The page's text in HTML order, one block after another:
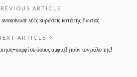
ARTICLE
νέες κυρώσεις κατά της Ρωσίας
ARTICLE
καρφί σε όσους αμφισβητούν τον ρόλο της!